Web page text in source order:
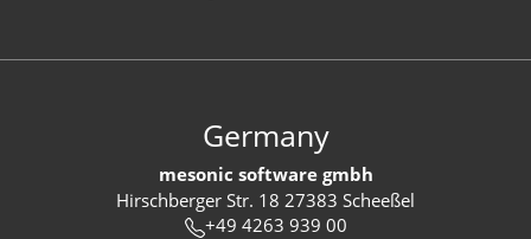
Germany
mesonic software gmbh
Hirschberger Str. 18 27383 Scheeßel
+49 4263 939 00